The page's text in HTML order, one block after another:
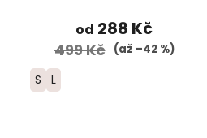
od 288 Kč
499 Kč (až –42 %)
S L